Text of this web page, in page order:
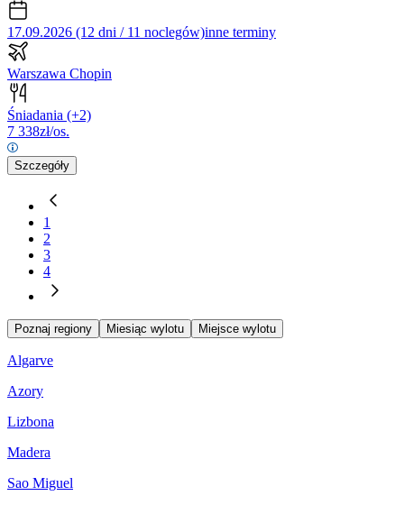
17.09.2026 (12 dni / 11 noclegów)inne terminy
Warszawa Chopin
Śniadania (+2)
7 338zł/os.
Szczegóły
1
2
3
4
Poznaj regiony Miesiąc wylotu Miejsce wylotu
Algarve
Azory
Lizbona
Madera
Sao Miguel